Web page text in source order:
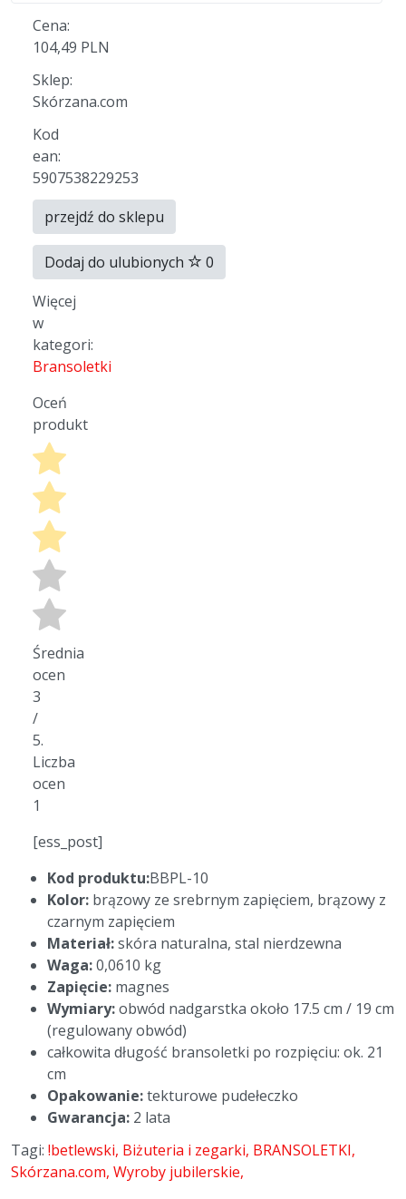
Cena:
104,49 PLN
Sklep:
Skórzana.com
Kod
ean:
5907538229253
przejdź do sklepu
Dodaj do ulubionych
0
Więcej
w
kategori:
Bransoletki
Oceń
produkt
Średnia
ocen
3
/
5.
Liczba
ocen
1
[ess_post]
Kod produktu:BBPL-10
Kolor: brązowy ze srebrnym zapięciem, brązowy z
czarnym zapięciem
Materiał:skóra naturalna, stal nierdzewna
Waga:0,0610 kg
Zapięcie: magnes
Wymiary:obwód nadgarstka około 17.5 cm / 19 cm
(regulowany obwód)
całkowita długość bransoletki po rozpięciu: ok. 21
cm
Opakowanie:tekturowe pudełeczko
Gwarancja: 2 lata
Tagi: !betlewski Biżuteria i zegarki BRANSOLETKI
Skórzana.com Wyroby jubilerskie